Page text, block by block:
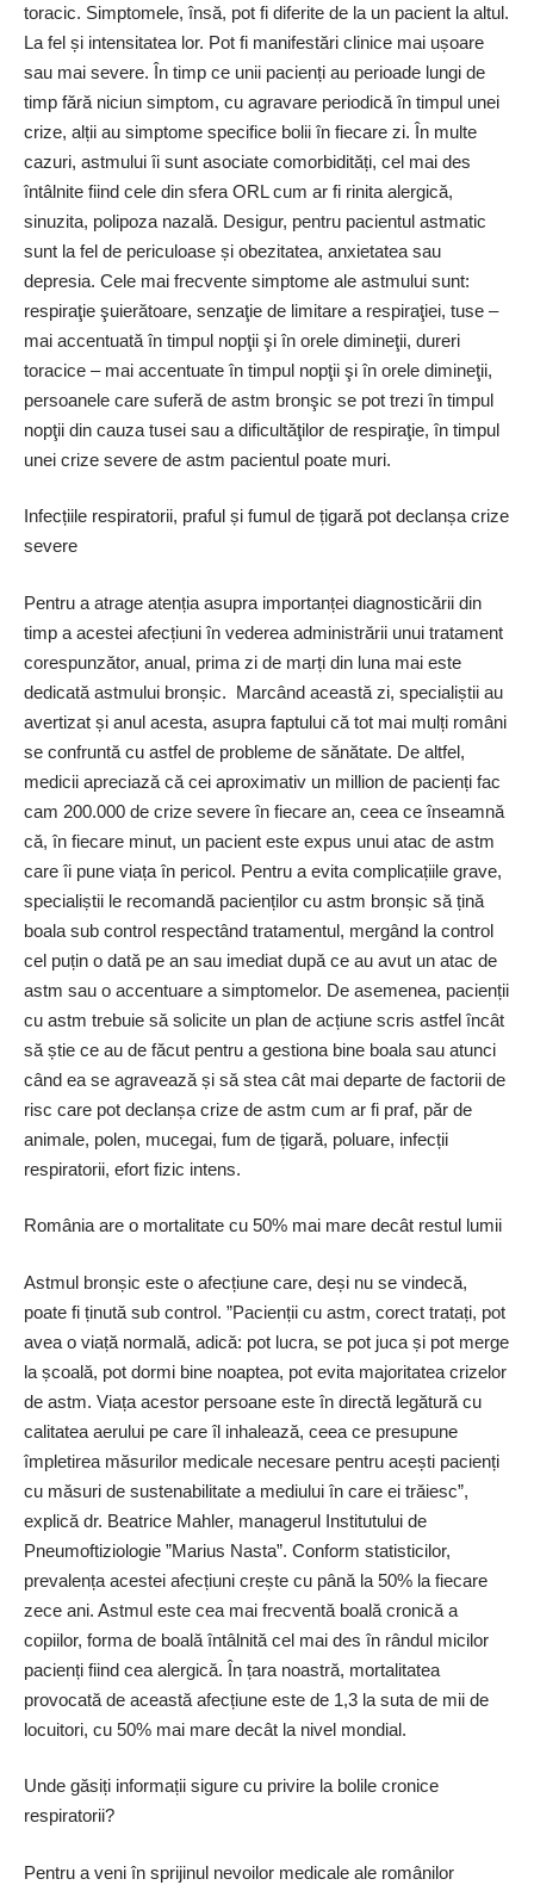
toracic. Simptomele, însă, pot fi diferite de la un pacient la altul.
La fel și intensitatea lor. Pot fi manifestări clinice mai ușoare
sau mai severe. În timp ce unii pacienți au perioade lungi de
timp fără niciun simptom, cu agravare periodică în timpul unei
crize, alții au simptome specifice bolii în fiecare zi. În multe
cazuri, astmului îi sunt asociate comorbidități, cel mai des
întâlnite fiind cele din sfera ORL cum ar fi rinita alergică,
sinuzita, polipoza nazală. Desigur, pentru pacientul astmatic
sunt la fel de periculoase și obezitatea, anxietatea sau
depresia. Cele mai frecvente simptome ale astmului sunt:
respiraţie şuierătoare, senzaţie de limitare a respiraţiei, tuse –
mai accentuată în timpul nopţii şi în orele dimineţii, dureri
toracice – mai accentuate în timpul nopţii şi în orele dimineţii,
persoanele care suferă de astm bronşic se pot trezi în timpul
nopţii din cauza tusei sau a dificultăţilor de respiraţie, în timpul
unei crize severe de astm pacientul poate muri.
Infecțiile respiratorii, praful și fumul de țigară pot declanșa crize
severe
Pentru a atrage aten­ția asupra impor­tanței diagnosticării din
timp a acestei afecțiuni în vederea administrării unui tratament
corespunzător, anual, prima zi de marți din luna mai este
dedicată astmului bronșic. Marcând această zi, specialiștii au
avertizat și anul acesta, asupra faptului că tot mai mulți români
se confruntă cu astfel de probleme de sănătate. De altfel,
medicii apreciază că cei aproximativ un million de pacienți fac
cam 200.000 de crize severe în fiecare an, ceea ce înseamnă
că, în fiecare minut, un pacient este expus unui atac de astm
care îi pune viața în pericol. Pentru a evita complicațiile grave,
specialiștii le recomandă pacienților cu astm bronșic să țină
boala sub control respectând tratamentul, mergând la control
cel puțin o dată pe an sau imediat după ce au avut un atac de
astm sau o accentuare a simptomelor. De asemenea, pacienții
cu astm trebuie să solicite un plan de acțiune scris astfel încât
să știe ce au de făcut pentru a gestiona bine boala sau atunci
când ea se agravează și să stea cât mai departe de factorii de
risc care pot declanșa crize de astm cum ar fi praf, păr de
animale, polen, mucegai, fum de țigară, poluare, infecții
respiratorii, efort fizic intens.
România are o mortalitate cu 50% mai mare decât restul lumii
Astmul bronșic este o afecțiune care, deși nu se vindecă,
poate fi ținută sub control. ”Pacienții cu astm, corect tratați, pot
avea o viață normală, adică: pot lucra, se pot juca și pot merge
la școală, pot dormi bine noaptea, pot evita majoritatea crizelor
de astm. Viața acestor persoane este în directă legătură cu
calitatea aerului pe care îl inhalează, ceea ce presupune
împletirea măsurilor medicale necesare pentru acești pacienți
cu măsuri de sustenabilitate a mediului în care ei trăiesc”,
explică dr. Beatrice Mahler, managerul Institutului de
Pneumoftiziologie ”Marius Nasta”. Conform statisticilor,
prevalența acestei afecțiuni crește cu până la 50% la fiecare
zece ani. Astmul este cea mai frecventă boală cronică a
copiilor, forma de boală întâl­nită cel mai des în rândul micilor
pacienți fiind cea alergică. În țara noastră, mortalitatea
provocată de această afecțiune este de 1,3 la suta de mii de
locuitori, cu 50% mai mare decât la nivel mondial.
Unde găsiți informații sigure cu privire la bolile cronice
respiratorii?
Pentru a veni în sprijinul nevoilor medicale ale românilor